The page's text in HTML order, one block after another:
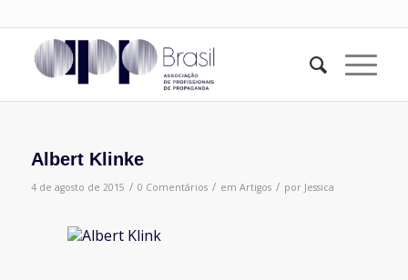
Albert Klinke
4 de agosto de 2015 / 0 Comentários / em Artigos / por Jessica